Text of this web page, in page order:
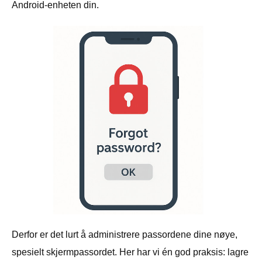
Android-enheten din.
Derfor er det lurt å administrere passordene dine nøye,
spesielt skjermpassordet. Her har vi én god praksis: lagre